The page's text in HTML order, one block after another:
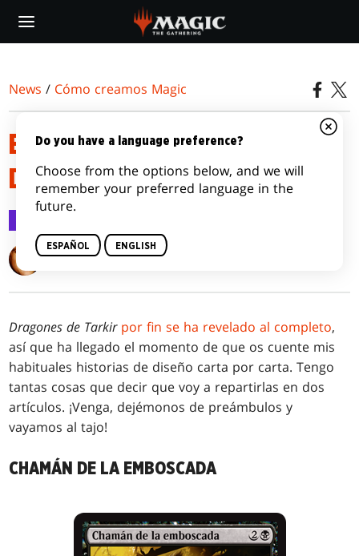
main
News / Cómo creamos Magic
ENGANCHADO A LAS
DRACÓNICAS, PARTE 1
Mark Rosewater
Dragones de Tarkir por fin se ha revelado al completo,
así que ha llegado el momento de que os cuente mis
habituales historias de diseño carta por carta. Tengo
tantas cosas que decir que voy a repartirlas en dos
artículos. ¡Venga, dejémonos de preámbulos y
vayamos al tajo!
CHAMÁN DE LA EMBOSCADA
Do you have a language preference?
Choose from the options below, and we will
remember your preferred language in the
future.
ESPAÑOL ENGLISH